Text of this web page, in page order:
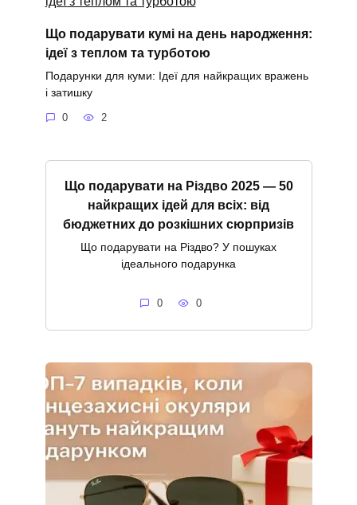
Що подарувати кумі на день народження:
ідеї з теплом та турботою
Подарунки для куми: Ідеї для найкращих вражень
і затишку
0 2
Що подарувати на Різдво 2025 — 50
найкращих ідей для всіх: від
бюджетних до розкішних сюрпризів
Що подарувати на Різдво? У пошуках
ідеального подарунка
0 0